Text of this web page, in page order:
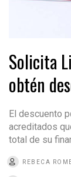
Solicita
obtén
El descuento
acreditados
total de su
REBECA